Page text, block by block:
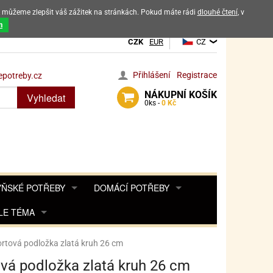
výrobků
CZK EUR CZ
Přihlášení Registrace
NÁKUPNÍ KOŠÍK
0 ks - 0 Kč
Vyhledat
POTŘEBY
KOŘENKY
DESINFEKCE, OCHRANA
KÁVOVARŮ
DOMÁCÍ POTŘEBY
DROBNOSTI DO DOMÁCNOSTI
KOŠÍKY
TÉMA
POHÁDKY A HRYPRO FANOUŠKY ANGRY BIRDS
PRO FANOUŠKY BARBIE
NAROZENINOVÉ SVÍČKY
podložka zlatá kruh 26 cm
podložka zlatá kruh 26 cm
zlepšit váš zážitek na stránkách. Pokud máte rádi dlouhé čtení, v